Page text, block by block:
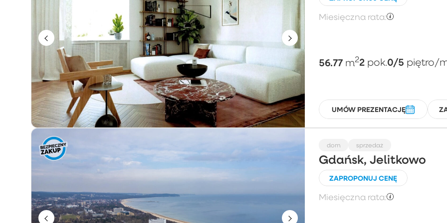
Miesięczna rata:
56.77 m22 pok.0/5 piętro/
UMÓW PREZENTACJĘ
dom sprzedaż
Gdańsk, Jelitkowo
ZAPROPONUJ CENĘ
Miesięczna rata: